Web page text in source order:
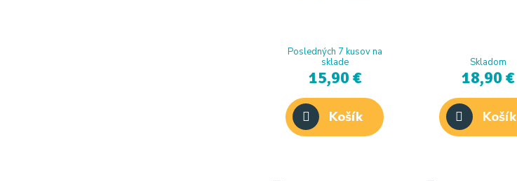
Posledných 7 kusov na
sklade
15,90 €
Košík
Skladom
18,90 €
Košík